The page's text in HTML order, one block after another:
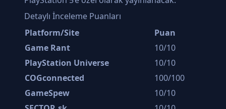
Detaylı İnceleme Puanları
Platform/Site
Puan
Game Rant
10/10
PlayStation Universe
10/10
COGconnected
100/100
GameSpew
10/10